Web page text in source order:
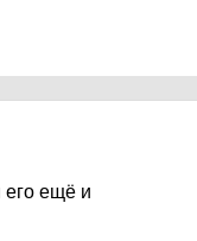
его ещё и